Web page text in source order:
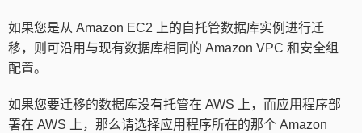
如果您是从 Amazon EC2 上的自托管数据库实例进行迁
移，则可沿用与现有数据库相同的 Amazon VPC 和安全组
配置。
如果您要迁移的数据库没有托管在 AWS 上，而应用程序部
署在 AWS 上，那么请选择应用程序所在的那个 Amazon